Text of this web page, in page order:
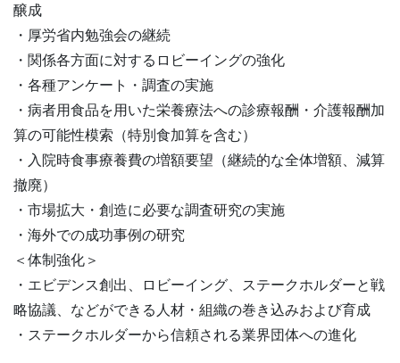
醸成
・厚労省内勉強会の継続
・関係各方面に対するロビーイングの強化
・各種アンケート・調査の実施
・病者用食品を用いた栄養療法への診療報酬・介護報酬加
算の可能性模索（特別食加算を含む）
・入院時食事療養費の増額要望（継続的な全体増額、減算
撤廃）
・市場拡大・創造に必要な調査研究の実施
・海外での成功事例の研究
＜体制強化＞
・エビデンス創出、ロビーイング、ステークホルダーと戦
略協議、などができる人材・組織の巻き込みおよび育成
・ステークホルダーから信頼される業界団体への進化